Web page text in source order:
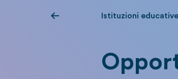
Istituzioni educative